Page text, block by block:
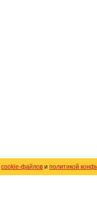
cookie-файлов и политикой